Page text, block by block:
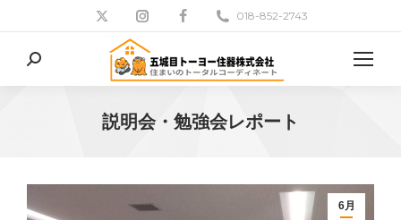
018-852-2743
検
索:
説明会・勉強会レポート
6月